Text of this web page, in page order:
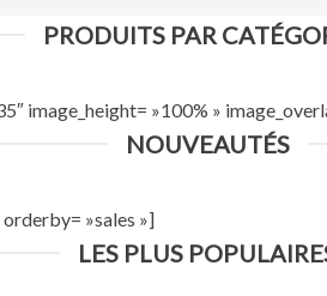
PRODUITS PAR
image_height= »100% »
NOUVEAUTÉS
»sales »]
LES PLUS